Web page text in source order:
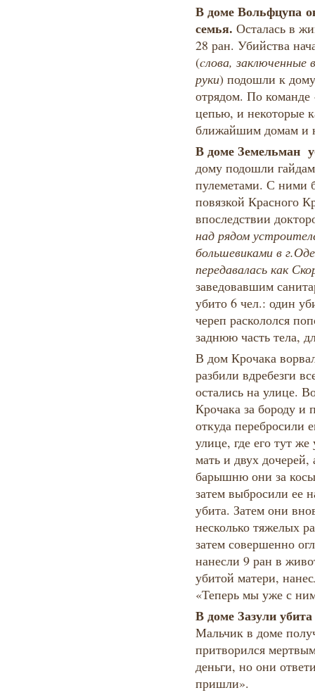
В доме Вольфцупа
семья. Осталась в
28 ран. Убийства
(cлова, заключенные
руки) подошли к
отрядом. По команде
цепью, и некоторые
ближайшим домам и
В доме Земельман
дому подошли
пулеметами. С ними
повязкой Красного
впоследствии
над рядом
большевиками в
передавалась как
заведовавшим
убито 6 чел.: один
череп раскололся
заднюю часть тела,
В дом Крочака
разбили вдребезги
остались на улице.
Крочака за бороду
откуда перебросили
улице, где его тут
мать и двух
барышню они за
затем выбросили ее
убита. Затем они
несколько тяжелых
затем совершенно
нанесли 9 ран в
убитой матери,
«Теперь мы уже с
В доме Зазули
Мальчик в доме
притворился
деньги, но они
пришли».